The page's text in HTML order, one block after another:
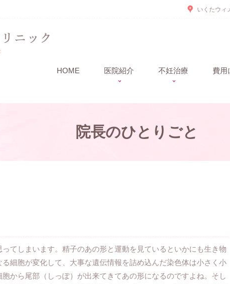
いくたウィ
HOME 医院紹介 不妊治療 費用
院長のひとりごと
てしまいます。精子のあの形と運動を見ているといかにも生き物
細胞が変化して、大事な遺伝情報を詰め込んだ染色体は小さく小
から尾部（しっぽ）が出来てきてあの形になるのですよね。そし